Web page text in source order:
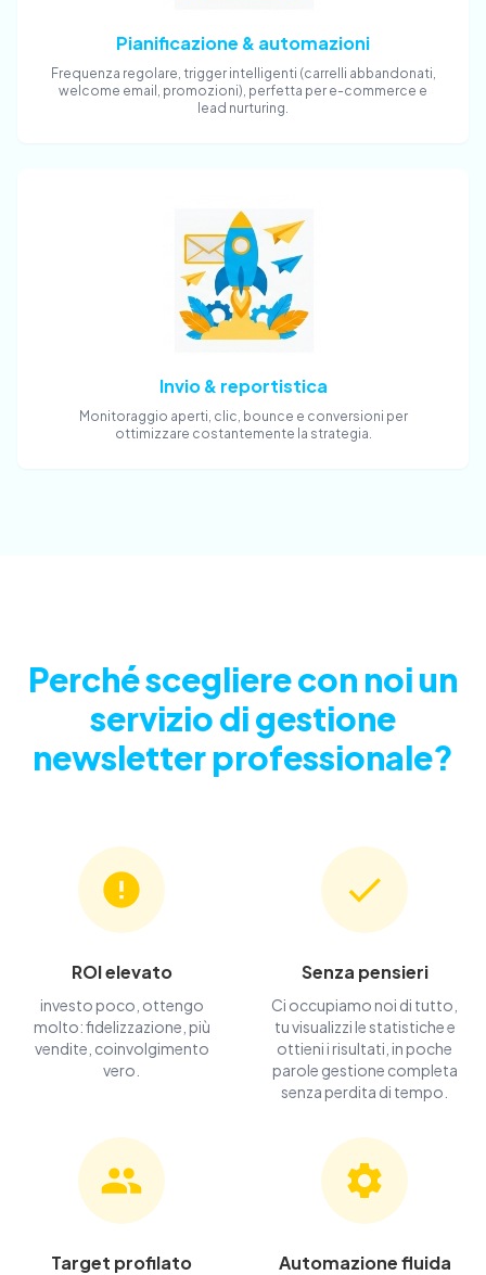
Pianificazione & automazioni
Frequenza regolare, trigger intelligenti (carrelli abbandonati,
welcome email, promozioni), perfetta per e-commerce e
lead nurturing.
Invio & reportistica
Monitoraggio aperti, clic, bounce e conversioni per
ottimizzare costantemente la strategia.
Perché scegliere con noi un
servizio di gestione
newsletter professionale?
ROI elevato
investo poco, ottengo
molto: fidelizzazione, più
vendite, coinvolgimento
vero.
Senza pensieri
Ci occupiamo noi di tutto,
tu visualizzi le statistiche e
ottieni i risultati, in poche
parole gestione completa
senza perdita di tempo.
Target profilato Automazione fluida